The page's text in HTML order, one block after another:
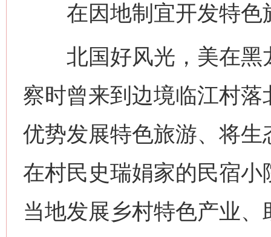
在因地制宜开发特色
北国好风光，美在黑
察时曾来到边境临江村
优势发展特色旅游、将
在村民史瑞娟家的民宿
当地发展乡村特色产业